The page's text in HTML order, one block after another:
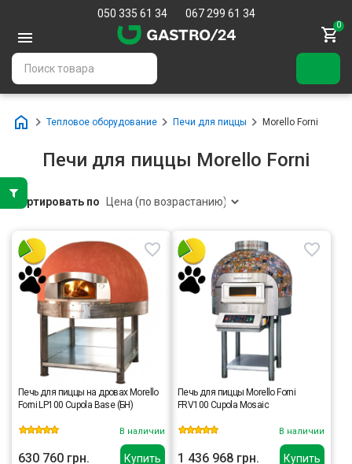
050 335 61 34 067 299 61 34
0
Тепловое оборудование Печи для пиццы Morello Forni
Печи для пиццы Morello Forni
Сортировать по
Купить
Печь для пиццы на дровах Morello
Forni LP100 Cupola Base (БН)
В наличии
630 760 грн. Купить
Печь для пиццы Morello Forni
FRV100 Cupola Mosaic
В наличии
1 436 968 грн.